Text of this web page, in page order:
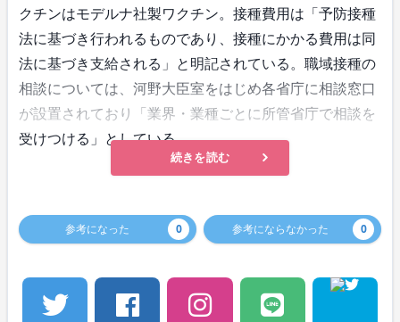
クチンはモデルナ社製ワクチン。接種費用は「予防接種
法に基づき行われるものであり、接種にかかる費用は同
法に基づき支給される」と明記されている。職域接種の
相談については、河野大臣室をはじめ各省庁に相談窓口
が設置されており「業界・業種ごとに所管省庁で相談を
受けつける」としている。
続きを読む
参考になった 0 参考にならなかった 0